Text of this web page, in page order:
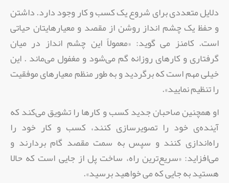
دلایل متعددی برای شروع یک کسب و کار وجود دارد. داشتن
و حفظ یک چشم انداز روشن از مقصد و معیار‌هایتان حیاتی
است. کامنز می گوید: «معمولاً این چشم انداز در میان
گرفتاری و کارهای روزانه گم می‌شود و مغفول می‌ماند . این
خیلی مهم است که برگردید و به طور منظم معیار‌های موفقیت
را تنظیم نمایید».
او همچنین صاحبان جدید کسب و کار‌ها را تشویق می‌کند که
آینده‌ی خود را تصویر‌سازی کنند،‌ کسب و کار خود را
راه‌اندازی کنند و سپس به سمت مقصد گام بردارند و
می‌افزاید:‌ «سریع‌ترین راه، ‌ساخت پل از جایی است که حالا
هستید به جایی که می خواهید برسید».